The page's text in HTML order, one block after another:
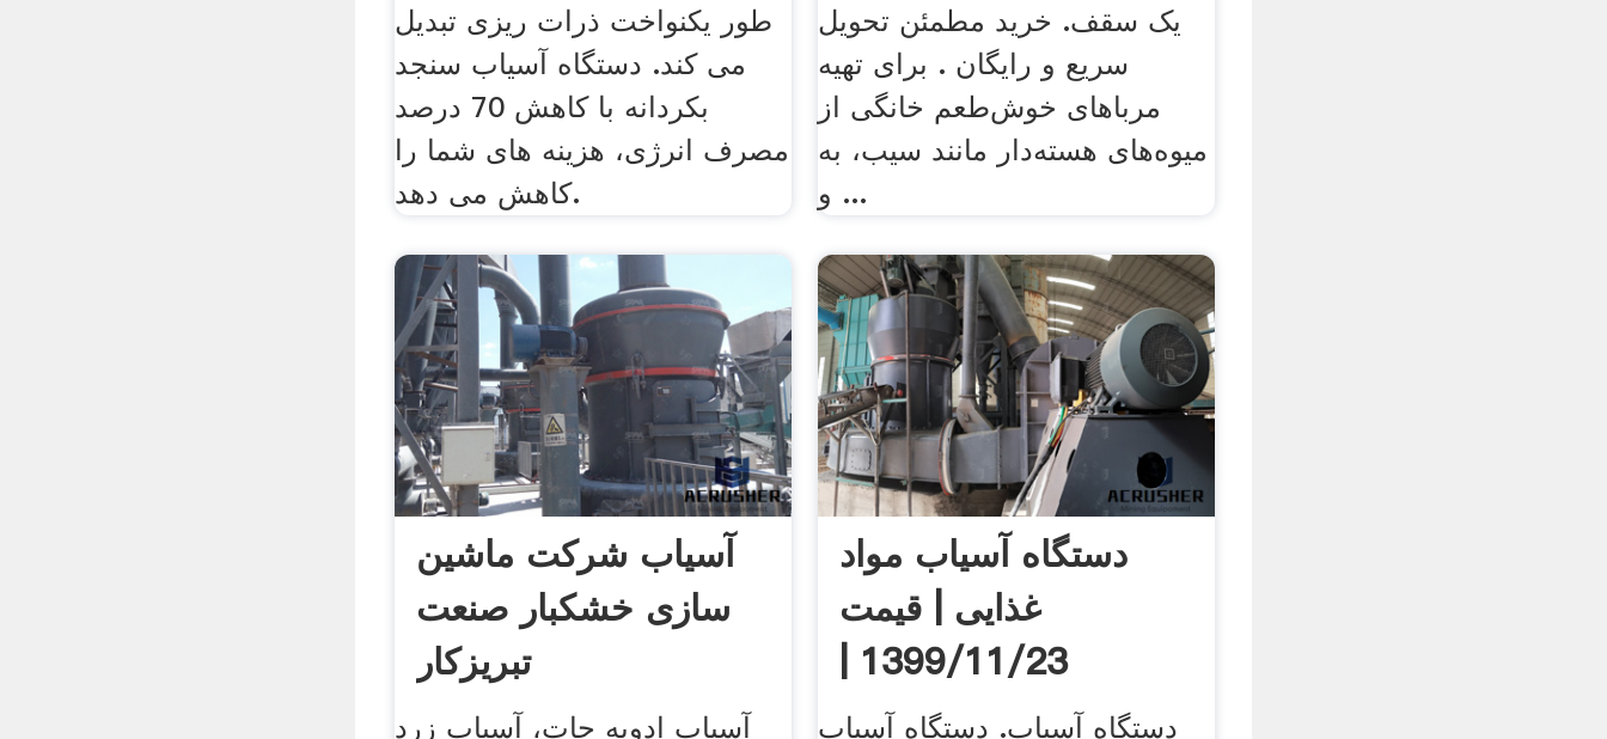
طور یکنواخت ذرات ریزی تبدیل
می کند. دستگاه آسیاب سنجد
بکردانه با کاهش 70 درصد
مصرف انرژی، هزینه های شما را
کاهش می دهد.
یک سقف. خرید مطمئن تحویل
سریع و رایگان . برای تهیه
مربا‌های خوش‌طعم خانگی از
میوه‌های هسته‌دار مانند سیب، به
و ...
آسیاب شرکت ماشین
سازی خشکبار صنعت
تبریزکار
آسیاب ادویه جات، آسیاب زرد
دستگاه آسیاب مواد
غذایی | قیمت
ویترین‌نت
دستگاه آسیاب. دستگاه آسیاب